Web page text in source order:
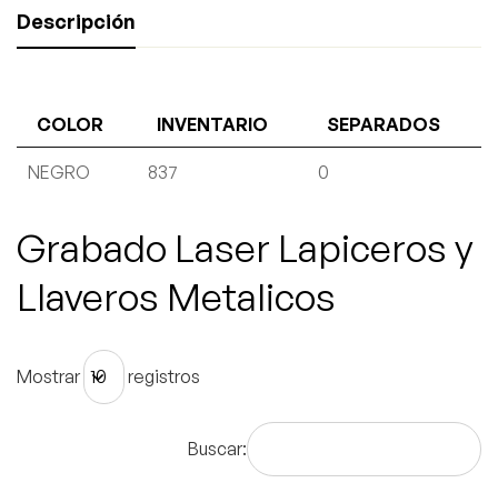
Descripción
COLOR INVENTARIO SEPARADOS
NEGRO 837 0
Grabado Laser Lapiceros y
Llaveros Metalicos
Mostrar registros
Buscar: